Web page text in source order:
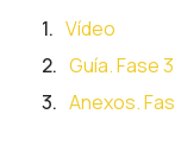
Vídeo
Guía. Fase 3
Anexos.